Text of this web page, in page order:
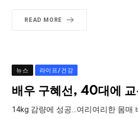
READ MORE
뉴스 라이프/건강
배우 구혜선, 40대에
14kg 감량에 성공…여리여리한 몸매